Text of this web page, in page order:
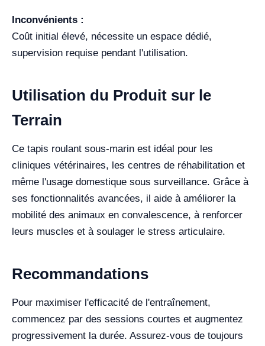
Inconvénients :
Coût initial élevé, nécessite un espace dédié,
supervision requise pendant l'utilisation.
Utilisation du Produit sur le
Terrain
Ce tapis roulant sous-marin est idéal pour les
cliniques vétérinaires, les centres de réhabilitation et
même l'usage domestique sous surveillance. Grâce à
ses fonctionnalités avancées, il aide à améliorer la
mobilité des animaux en convalescence, à renforcer
leurs muscles et à soulager le stress articulaire.
Recommandations
Pour maximiser l'efficacité de l'entraînement,
commencez par des sessions courtes et augmentez
progressivement la durée. Assurez-vous de toujours